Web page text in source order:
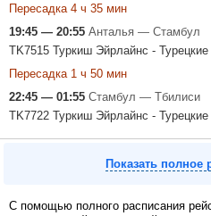
Пересадка 4 ч 35 мин
19:45 — 20:55 Анталья — Стамбул
TK7515 Туркиш Эйрлайнс -
Пересадка 1 ч 50 мин
22:45 — 01:55 Стамбул — Тбилиси
TK7722 Туркиш Эйрлайнс -
Показать полное
С помощью полного расписания